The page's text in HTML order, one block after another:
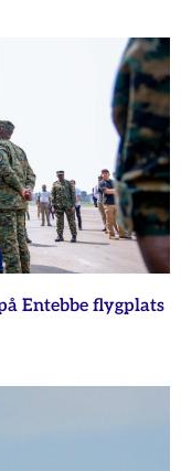
Entebbe flygplats